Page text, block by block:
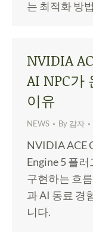
는 최적화 방
NVIDIA
AI NPC가
이유
NEWS By 감자
NVIDIA ACE
Engine 5 플
구현하는 흐
과 AI 동료 경
니다.